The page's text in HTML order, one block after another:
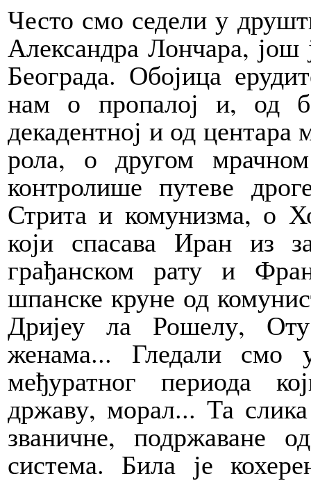
Често смо седели у
Александра Лончара, још
Београда. Обојица
нам о пропалој и, од
декадентној и од
рола, о другом
контролише путеве
Стрита и комунизма, о
који спасава Иран из
грађанском рату и
шпанске круне од
Дријеу ла Рошелу,
женама... Гледали смо
међуратног периода
државу, морал... Та
званичне, подржаване
система. Била је